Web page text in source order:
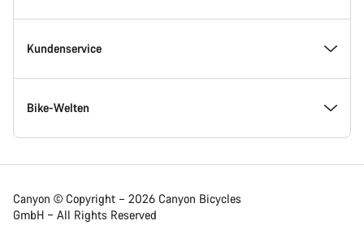
Canyon Factory Racing
Auszeichnungen
Jobs
Canyon Standorte finden
Teams, Athleten & Fahrer
News & Storys
Modellfinder
Verfügbare Bikes
Finde deine Canyon Größe
Kundenservice
Service Center
Service-Standorte
Bike-Welten
Rennräder
Canyon © Copyright – 2026 Canyon Bicycles
GmbH – All Rights Reserved